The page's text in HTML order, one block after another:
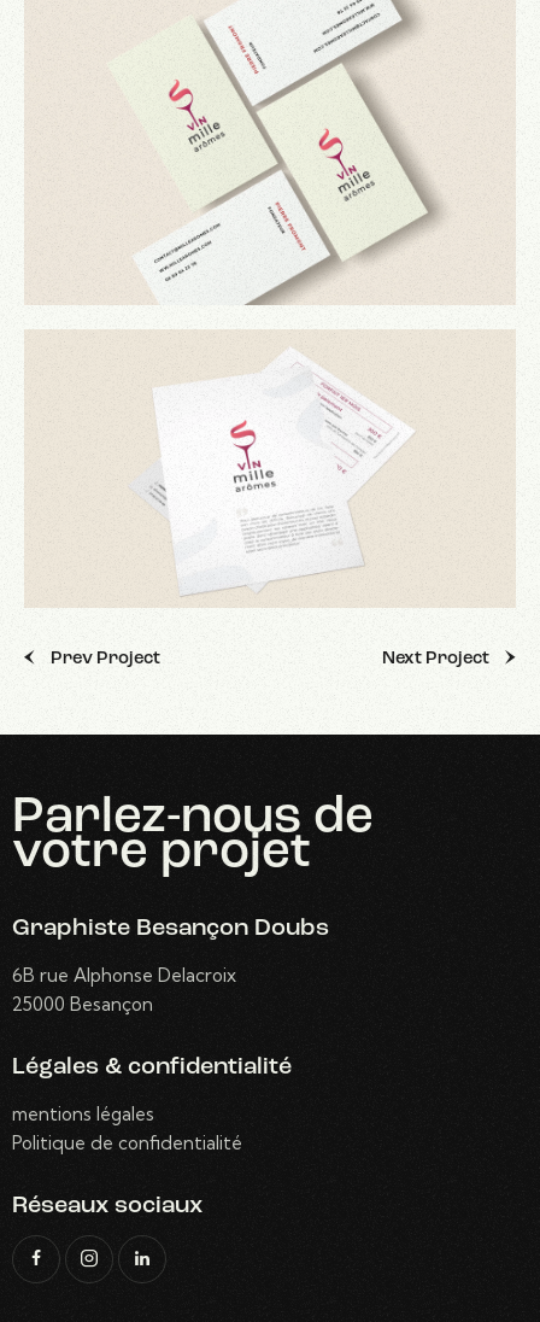
Prev Project Next Project
Parlez-nous de
votre projet
Graphiste Besançon Doubs
6B rue Alphonse Delacroix
25000 Besançon
Légales & confidentialité
mentions légales
Politique de confidentialité
Réseaux sociaux